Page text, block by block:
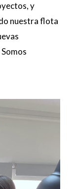
y
nuestra flota